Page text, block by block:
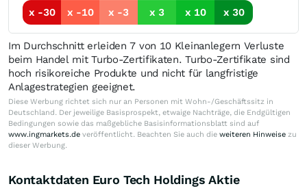
x -30
x -10 x -3 x 3 x 10 x 30
Im Durchschnitt erleiden 7 von 10 Kleinanlegern Verluste
beim Handel mit Turbo-Zertifikaten. Turbo-Zertifikate sind
hoch risikoreiche Produkte und nicht für langfristige
Anlagestrategien geeignet.
Diese Werbung richtet sich nur an Personen mit Wohn-/Geschäftssitz in
Deutschland. Der jeweilige Basisprospekt, etwaige Nachträge, die Endgültigen
Bedingungen sowie das maßgebliche Basisinformationsblatt sind auf
www.ingmarkets.de veröffentlicht. Beachten Sie auch die weiteren Hinweise zu
dieser Werbung.
Kontaktdaten Euro Tech Holdings Aktie